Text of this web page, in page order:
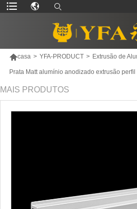
casa > YFA-PRODUCT > Extrusão de
Prata Matt alumínio anodizado extrusão perfil
MAIS PRODUTOS